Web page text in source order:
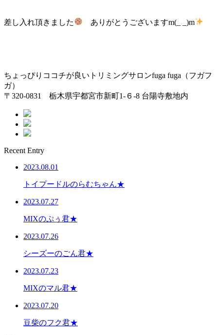
差し入れ頂きました ありがとうございますm(_ _)m
ちょっぴりココチが良いトリミングサロンfuga fuga（フガフ
ガ）
〒320-0831 栃木県宇都宮市新町1-６-8 台陽寺敷地内
Recent Entry
2023.08.01
トイプードルのらむちゃん★
2023.07.27
MIXのぷぅ君★
2023.07.26
シーズーのごん君★
2023.07.23
MIXのマル君★
2023.07.20
豆柴のフク君★